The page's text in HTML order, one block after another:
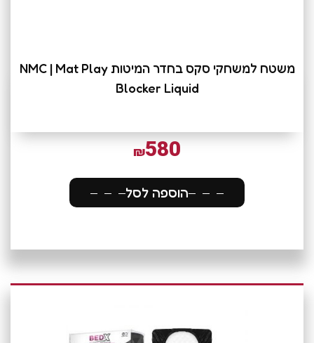
משטח למשחקי סקס בחדר המיטות NMC | Mat Play
Blocker Liquid
₪580
הוספה לסל